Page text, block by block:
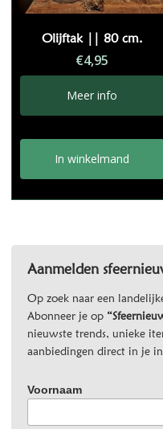
Olijftak || 80 cm.
€4,95
Meer info
In winkelmand
Aanmelden
Op zoek naar een
Abonneer je op
nieuwste trends, unieke
aanbiedingen direct in je
Voornaam